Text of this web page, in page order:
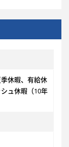
休暇、有給休
ュ休暇（10年